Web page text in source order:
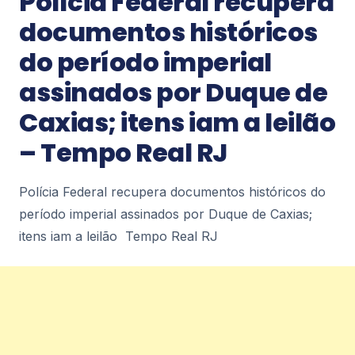
CONTAR COM ÁREA DO 1º ANDAR TOTALMENTE
REFORMADA Prefeitura Municipal de Duque de
Caxias
2
Notícias
Falso médico é preso em flagrante
durante atendimento a criança com
câncer em Nova Iguaçu –
diariodorio.com
Falso médico é preso em flagrante durante
atendimento a criança com câncer em Nova
Iguaçu diariodorio.com
documentos históricos
do período imperial
assinados por Duque de
Caxias; itens iam a leilão
– Tempo Real RJ
Polícia Federal recupera documentos históricos do
período imperial assinados por Duque de Caxias;
itens iam a leilão Tempo Real RJ